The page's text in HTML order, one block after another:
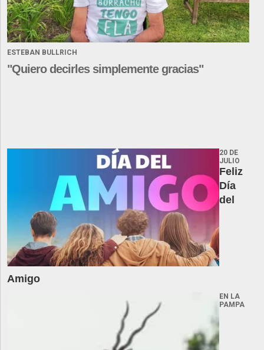
ESTEBAN BULLRICH
"Quiero decirles simplemente gracias"
20 DE
JULIO
Feliz
Día
del
Amigo
EN LA
PAMPA